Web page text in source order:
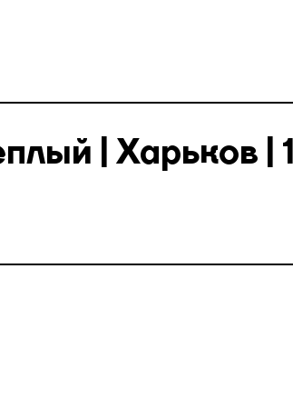
| Харьков |